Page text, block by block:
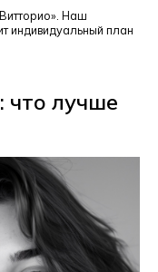
Наш
индивидуальный план
что лучше